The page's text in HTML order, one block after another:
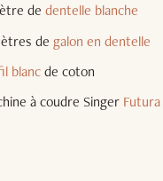
de dentelle blanche
de galon en dentelle
blancde coton
à coudre Singer